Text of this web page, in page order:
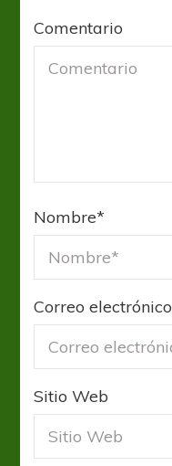
Comentario
Nombre*
Correo electrónico
Sitio Web